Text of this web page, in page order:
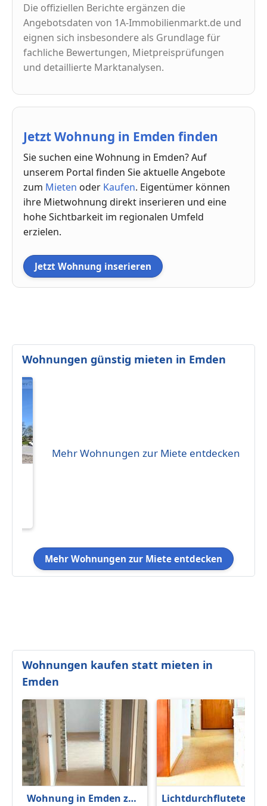
Die offiziellen Berichte ergänzen die
Angebotsdaten von 1A-Immobilienmarkt.de und
eignen sich insbesondere als Grundlage für
fachliche Bewertungen, Mietpreisprüfungen
und detaillierte Marktanalysen.
Jetzt Wohnung in Emden finden
Sie suchen eine Wohnung in Emden? Auf
unserem Portal finden Sie aktuelle Angebote
zum Mieten oder Kaufen. Eigentümer können
ihre Mietwohnung direkt inserieren und eine
hohe Sichtbarkeit im regionalen Umfeld
erzielen.
Jetzt Wohnung inserieren
Wohnungen günstig mieten in Emden
Mehr Wohnungen zur Miete entdecken
Mehr Wohnungen zur Miete entdecken
Wohnungen kaufen statt mieten in
Emden
Wohnung in Emden zu
Lichtdurchflutete 2-